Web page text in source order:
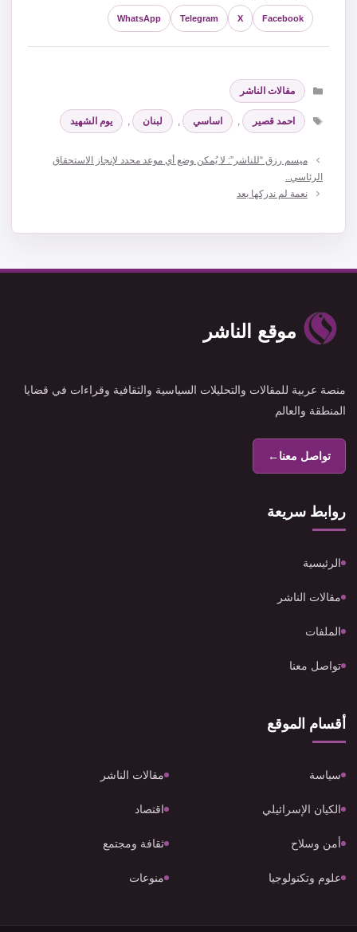
Facebook
X
Telegram
WhatsApp
التصنيفات
مقالات الناشر
الوسوم
احمد قصير , اساسي , لبنان , يوم الشهيد
ميسم رزق “للناشر”: لا يُمكن وضع أي موعد محدد لإنجاز الاستحقاق
الرئاسي..
نعمة لم ندركها بعد
موقع الناشر
منصة عربية للمقالات والتحليلات السياسية والثقافية وقراءات في قضايا
المنطقة والعالم
تواصل معنا←
روابط سريعة
الرئيسية
مقالات الناشر
الملفات
تواصل معنا
أقسام الموقع
سياسة مقالات الناشر
الكيان الإسرائيلي اقتصاد
أمن وسلاح ثقافة ومجتمع
علوم وتكنولوجيا منوعات